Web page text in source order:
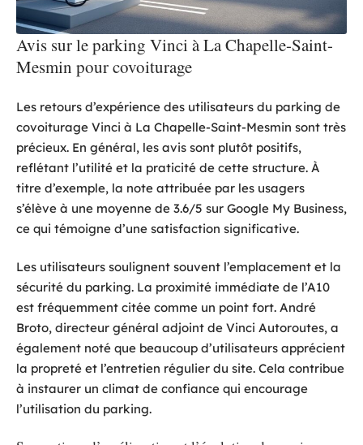
Avis sur le parking Vinci à La Chapelle-Saint-
Mesmin pour covoiturage
Les retours d’expérience des utilisateurs du parking de
covoiturage Vinci à La Chapelle-Saint-Mesmin sont très
précieux. En général, les avis sont plutôt positifs,
reflétant l’utilité et la praticité de cette structure. À
titre d’exemple, la note attribuée par les usagers
s’élève à une moyenne de 3.6/5 sur Google My Business,
ce qui témoigne d’une satisfaction significative.
Les utilisateurs soulignent souvent l’emplacement et la
sécurité du parking. La proximité immédiate de l’A10
est fréquemment citée comme un point fort. André
Broto, directeur général adjoint de Vinci Autoroutes, a
également noté que beaucoup d’utilisateurs apprécient
la propreté et l’entretien régulier du site. Cela contribue
à instaurer un climat de confiance qui encourage
l’utilisation du parking.